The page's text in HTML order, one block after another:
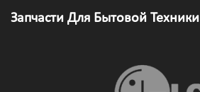
Запчасти Для Бытовой Техники